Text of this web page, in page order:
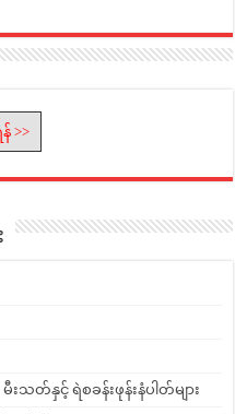
>>
သတ်နှင့် ရဲစခန်းဖုန်းနံပါတ်များ